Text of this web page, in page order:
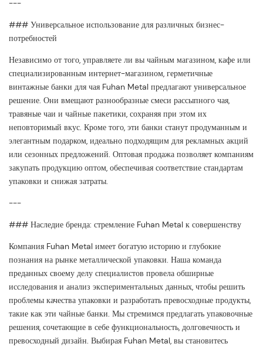
---
### Универсальное использование для различных бизнес-
потребностей
Независимо от того, управляете ли вы чайным магазином, кафе или
специализированным интернет-магазином, герметичные
винтажные банки для чая Fuhan Metal предлагают универсальное
решение. Они вмещают разнообразные смеси рассыпного чая,
травяные чаи и чайные пакетики, сохраняя при этом их
неповторимый вкус. Кроме того, эти банки станут продуманным и
элегантным подарком, идеально подходящим для рекламных акций
или сезонных предложений. Оптовая продажа позволяет компаниям
закупать продукцию оптом, обеспечивая соответствие стандартам
упаковки и снижая затраты.
---
### Наследие бренда: стремление Fuhan Metal к совершенству
Компания Fuhan Metal имеет богатую историю и глубокие
познания на рынке металлической упаковки. Наша команда
преданных своему делу специалистов провела обширные
исследования и анализ экспериментальных данных, чтобы решить
проблемы качества упаковки и разработать превосходные продукты,
такие как эти чайные банки. Мы стремимся предлагать упаковочные
решения, сочетающие в себе функциональность, долговечность и
превосходный дизайн. Выбирая Fuhan Metal, вы становитесь